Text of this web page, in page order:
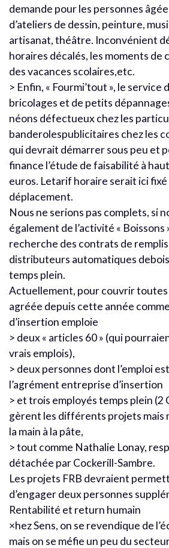
demande pour les personnes
d’ateliers de dessin, peinture,
artisanat, théâtre. Inconvénient
horaires décalés, les moments de
des vacances scolaires,etc.
> Enfin, « Fourmi’tout », le service
bricolages et de petits
néons défectueux chez les
banderolespublicitaires chez les
qui devrait démarrer sous peu et
finance l’étude de faisabilité à
euros. Letarif horaire serait ici fixé
déplacement.
Nous ne serions pas complets, si
également de l’activité « Boissons
recherche des contrats de
distributeurs automatiques
temps plein.
Actuellement, pour couvrir toutes
agréée depuis cette année
d’insertion emploie
> deux « articles 60 » (qui
vrais emplois),
> deux personnes dont l’emploi
l’agrément entreprise d’insertion
> et trois employés temps plein (2
gèrent les différents projets mais
la main à la pâte,
> tout comme Nathalie Lonay,
détachée par Cockerill-Sambre.
Les projets FRB devraient
d’engager deux personnes
Rentabilité et return humain
×hez Sens, on se revendique de
mais on se méfie un peu du